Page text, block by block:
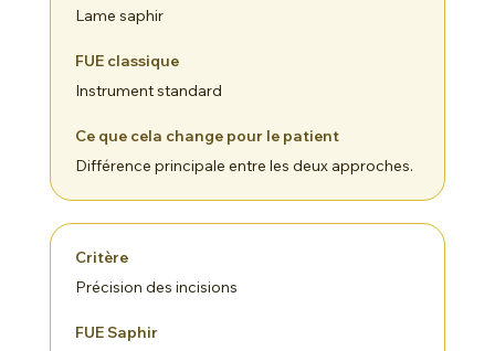
Lame saphir
Instrument standard
Différence principale entre les deux approches.
Précision des incisions